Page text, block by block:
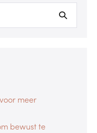
meer
bewust te